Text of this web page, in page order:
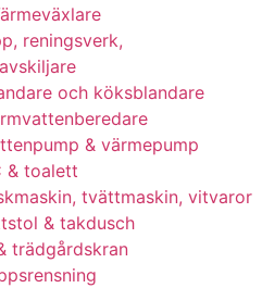
reningsverk,
och köksblandare
& värmepump
& toalett
tvättmaskin, vitvaror
& takdusch
trädgårdskran